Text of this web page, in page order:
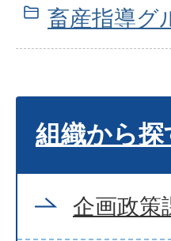
畜産指導グ
組織から探
企画政策